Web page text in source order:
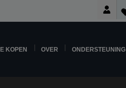
KOPEN OVER ONDERSTEUNING